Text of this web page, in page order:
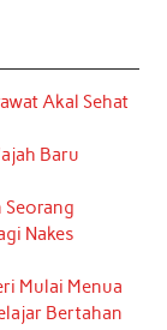
Akal Sehat
Baru
Seorang
Nakes
Mulai Menua
Bertahan